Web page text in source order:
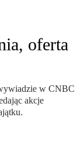
oferta
w CNBC
akcje